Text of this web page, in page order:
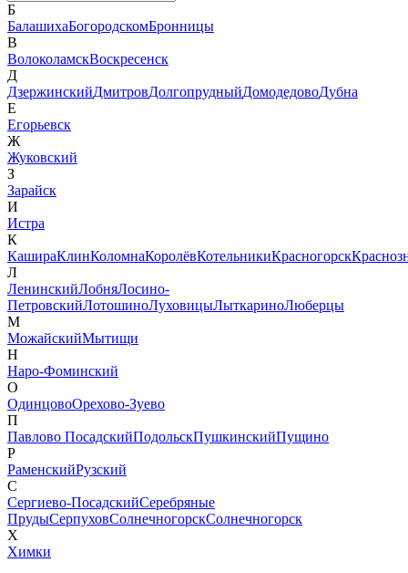
Б
БалашихаБогородскомБронницы
В
ВолоколамскВоскресенск
Д
ДзержинскийДмитровДолгопрудныйДомодедовоДубна
Е
Егорьевск
Ж
Жуковский
З
Зарайск
И
Истра
К
КашираКлинКоломнаКоролёвКотельникиКрасногорск
Л
ЛенинскийЛобняЛосино-
ПетровскийЛотошиноЛуховицыЛыткариноЛюберцы
М
МожайскийМытищи
Н
Наро-Фоминский
О
ОдинцовоОрехово-Зуево
П
Павлово ПосадскийПодольскПушкинскийПущино
Р
РаменскийРузский
С
Сергиево-ПосадскийСеребряные
ПрудыСерпуховСолнечногорскСолнечногорск
Х
Химки